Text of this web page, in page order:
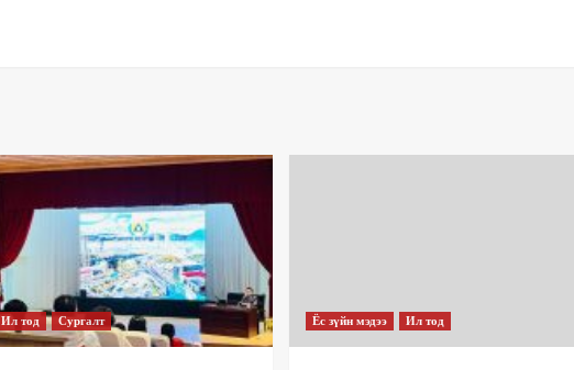
Ил тод Сургалт Ёс зүйн мэдээ Ил тод